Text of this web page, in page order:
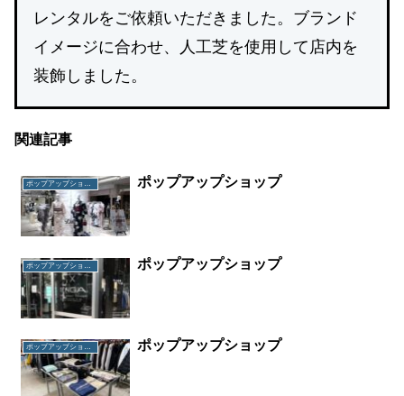
レンタルをご依頼いただきました。ブランド
イメージに合わせ、人工芝を使用して店内を
装飾しました。
関連記事
ポップアップショップ ポップアップショップ
ポップアップショップ
ポップアップショップ ポップアップショップ